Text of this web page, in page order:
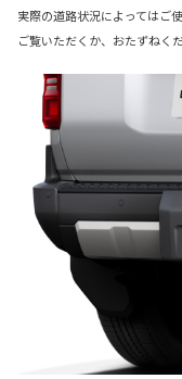
実際の道路状況によってはご
ご覧いただくか、おたずねくだ